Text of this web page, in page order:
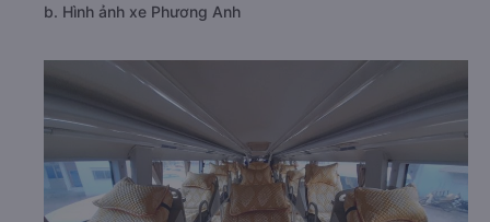
b. Hình ảnh xe Phương Anh